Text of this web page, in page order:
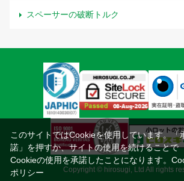
スペーサーの破断トルク
Copyright © hirosugi, Ltd All rights
このサイトではCookieを使用しています。「
諾」を押すか、サイトの使用を続けることで
Cookieの使用を承諾したことになります。
ポリシー